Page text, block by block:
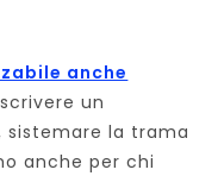
anche
un
sistemare la trama
anche per chi